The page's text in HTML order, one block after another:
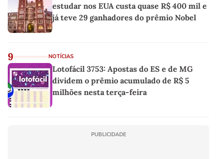
estudar nos EUA custa quase R$ 400 mil e
já teve 29 ganhadores do prêmio Nobel
9 NOTÍCIAS
Lotofácil 3753: Apostas do ES e de MG
dividem o prêmio acumulado de R$ 5
milhões nesta terça-feira
PUBLICIDADE